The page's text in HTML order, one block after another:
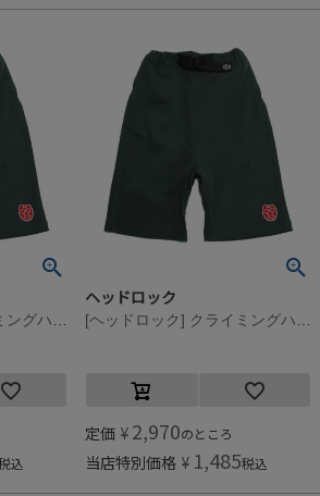
込
ヘッドロック
定価 ¥ 2,970のところ
当店特別価格 ¥ 1,485税込